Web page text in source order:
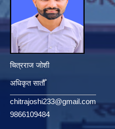
चित्रराज जोशी
अधिकृत सातौँ
chitrajoshi233@gmail.com
9866109484